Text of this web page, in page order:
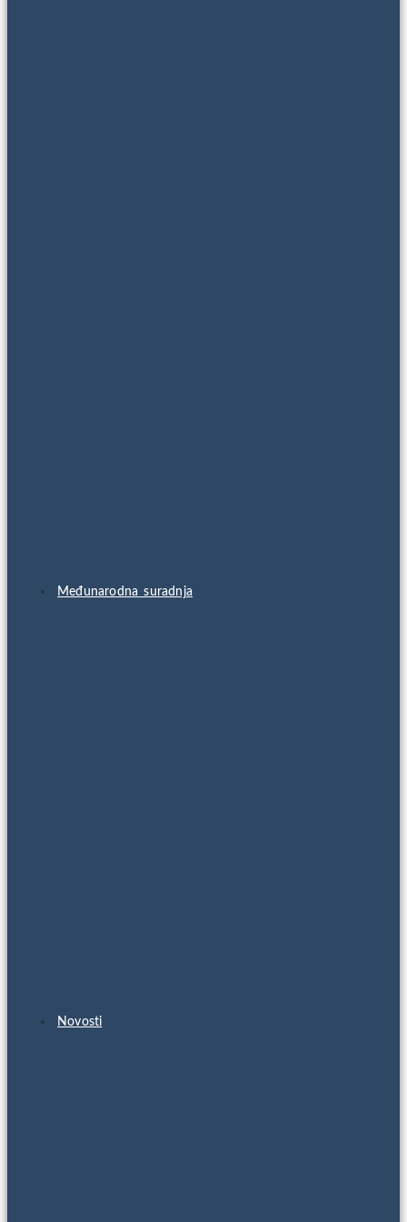
Međunarodna suradnja
Novosti